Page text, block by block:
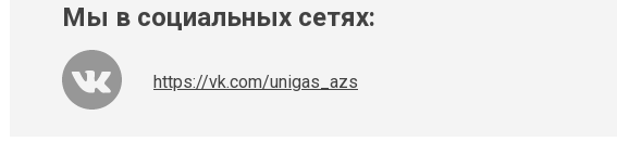
Мы в социальных сетях:
https://vk.com/unigas_azs